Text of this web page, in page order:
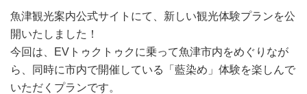
魚津観光案内公式サイトにて、新しい観光体験プランを公
開いたしました！
今回は、EVトゥクトゥクに乗って魚津市内をめぐりなが
ら、同時に市内で開催している「藍染め」体験を楽しんで
いただくプランです。